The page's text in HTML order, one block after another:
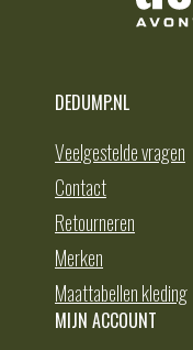
DEDUMP.NL
Veelgestelde vragen
Contact
Retourneren
Merken
Maattabellen kleding
MIJN ACCOUNT